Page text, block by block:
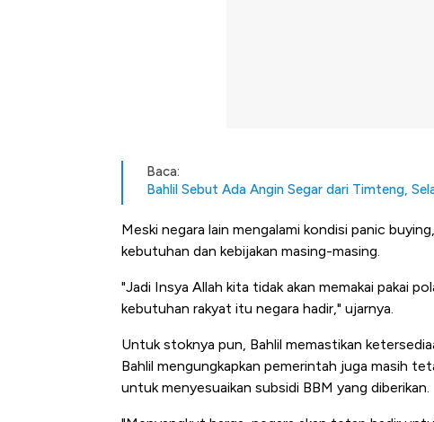
Baca:
Bahlil Sebut Ada Angin Segar dari Timteng,
Meski negara lain mengalami kondisi panic
kebutuhan dan kebijakan masing-masing.
"Jadi Insya Allah kita tidak akan memakai pakai
kebutuhan rakyat itu negara hadir," ujarnya.
Untuk stoknya pun, Bahlil memastikan
Bahlil mengungkapkan pemerintah juga masih
untuk menyesuaikan subsidi BBM yang diberikan.